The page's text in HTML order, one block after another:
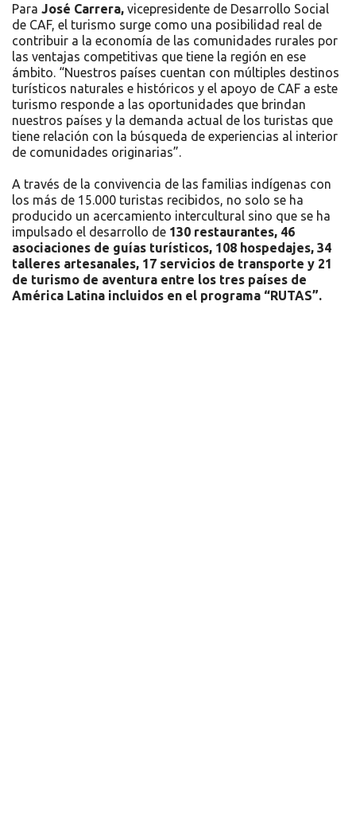
Para José Carrera, vicepresidente de Desarrollo Social
de CAF, el turismo surge como una posibilidad real de
contribuir a la economía de las comunidades rurales por
las ventajas competitivas que tiene la región en ese
ámbito. “Nuestros países cuentan con múltiples destinos
turísticos naturales e históricos y el apoyo de CAF a este
turismo responde a las oportunidades que brindan
nuestros países y la demanda actual de los turistas que
tiene relación con la búsqueda de experiencias al interior
de comunidades originarias”.
A través de la convivencia de las familias indígenas con
los más de 15.000 turistas recibidos, no solo se ha
producido un acercamiento intercultural sino que se ha
impulsado el desarrollo de 130 restaurantes, 46
asociaciones de guías turísticos, 108 hospedajes, 34
talleres artesanales, 17 servicios de transporte y 21
de turismo de aventura entre los tres países de
América Latina incluidos en el programa “RUTAS”.